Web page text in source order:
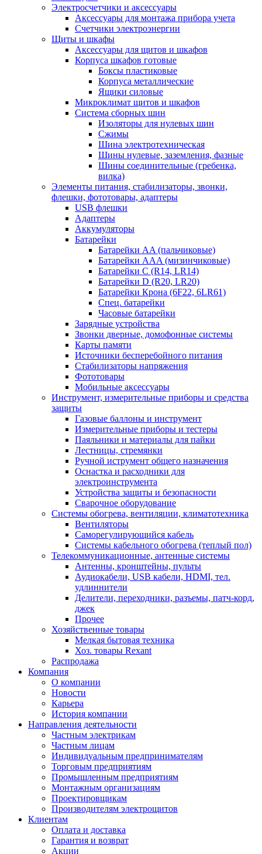
Электросчетчики и аксессуары
Аксессуары для монтажа прибора учета
Счетчики электроэнергии
Щиты и шкафы
Аксессуары для щитов и шкафов
Корпуса шкафов готовые
Боксы пластиковые
Корпуса металлические
Ящики силовые
Микроклимат щитов и шкафов
Система сборных шин
Изоляторы для нулевых шин
Сжимы
Шина электротехническая
Шины нулевые, заземления, фазные
Шины соединительные (гребенка,
вилка)
Элементы питания, стабилизаторы, звонки,
флешки, фототовары, адаптеры
USB флешки
Адаптеры
Аккумуляторы
Батарейки
Батарейки AA (пальчиковые)
Батарейки AAA (мизинчиковые)
Батарейки C (R14, LR14)
Батарейки D (R20, LR20)
Батарейки Крона (6F22, 6LR61)
Спец. батарейки
Часовые батарейки
Зарядные устройства
Звонки дверные, домофонные системы
Карты памяти
Источники бесперебойного питания
Стабилизаторы напряжения
Фототовары
Мобильные аксессуары
Инструмент, измерительные приборы и средства
защиты
Газовые баллоны и инструмент
Измерительные приборы и тестеры
Паяльники и материалы для пайки
Лестницы, стремянки
Ручной иструмент общего назначения
Оснастка и расходники для
электроинструмента
Устройства защиты и безопасности
Сварочное оборудование
Системы обогрева, вентиляции, климатотехника
Вентиляторы
Саморегулирующийся кабель
Системы кабельного обогрева (теплый пол)
Телекоммуникационные, антенные системы
Антенны, кронштейны, пульты
Аудиокабели, USB кабели, HDMI, тел.
удлиннители
Делители, переходники, разъемы, патч-корд,
джек
Прочее
Хозяйственные товары
Мелкая бытовая техника
Хоз. товары Rexant
Распродажа
Компания
О компании
Новости
Карьера
История компании
Направления деятельности
Частным электрикам
Частным лицам
Индивидуальным предпринимателям
Торговым предприятиям
Промышленным предприятиям
Монтажным организациям
Проектировщикам
Производителям электрощитов
Клиентам
Оплата и доставка
Гарантия и возврат
Акции